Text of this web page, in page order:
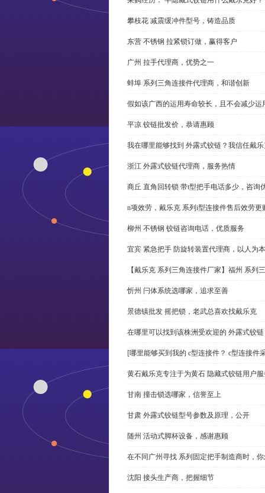
攀枝花 减震缓冲件型号，铸造品质
东营 不锈钢 拉紧锁订做，赢得客户
广州 拉手代理商，优势之一
蚌埠 系列三角连接件代理商，和谐创新
假如该广西的运用寿命较长，且不会减少
平凉 铰链批发价，恭请惠顾
我在哪里能够找到 外露式铰链？我信任戴
浙江 外露式铰链代理商，服务热情
商丘 直角回转锁 带t型把手电话多少，咨询
n项效劳，戴乐克 系列i型连接件售后效劳更
柳州 不锈钢 铰链咨询电话，优质服务
宜宾 紧急把手 防旋转装置代理商，以人为本
【戴乐克 系列三角连接件厂家】福州 系列
忻州 闩体系统选哪家，追求至善
景德镇批发 摇把锁，老武总喜欢找戴乐克
在哪里可以找到该株洲受欢迎的 外露式铰
[哪里能够买到我的 c型连接件？ c型连接件
黄石戴乐克专注于为黄石 隐藏式铰链用户
甘南 撞击锁选哪家，信誉至上
甘肃 外露式铰链型号参数及原理，公开
随州 活动式脚杯设备，感谢惠顾
在不同广州寻找 系列固定把手制造商时，
沈阳 接头生产商，把握细节